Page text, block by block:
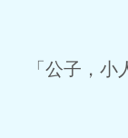
「公子，小